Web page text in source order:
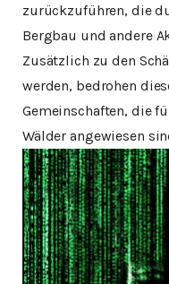
zurückzuführen, die
Bergbau und andere
Zusätzlich zu den
werden, bedrohen
Gemeinschaften, die
Wälder angewiesen